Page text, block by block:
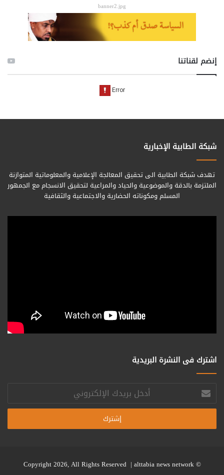
banner2.jpg
إنضم لقناتنا
شبكة الطابية الإخبارية
تهدف شبكة الطابية الى تحقيق المعالجة الإعلامية والمعلوماتية المتوازنة
الملتزمة بالدقة والموضوعية والحياد والمراعية لتحقيق الانسجام مع الجمهور
المسلم ومكوناته الحضارية والاجتماعية والثقافية
اشترك فى النشرة البريدية
أدخل
بريدك
الإلكتروني
© Copyright 2026, All Rights Reserved |
alttabia news network